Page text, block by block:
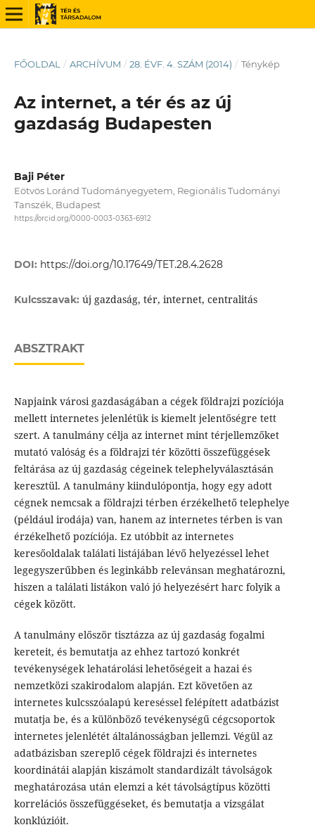
FŐOLDAL / ARCHÍVUM / 28. ÉVF. 4. SZÁM (2014) / Ténykép
Az internet, a tér és az új
gazdaság Budapesten
Baji Péter
Eötvös Loránd Tudományegyetem, Regionális Tudományi
Tanszék, Budapest
https://orcid.org/0000-0003-0363-6912
DOI: https://doi.org/10.17649/TET.28.4.2628
Kulcsszavak: új gazdaság, tér, internet, centralitás
ABSZTRAKT
Napjaink városi gazdaságában a cégek földrajzi pozíciója
mellett internetes jelenlétük is kiemelt jelentőségre tett
szert. A tanulmány célja az internet mint térjellemzőket
mutató valóság és a földrajzi tér közötti összefüggések
feltárása az új gazdaság cégeinek telephelyválasztásán
keresztül. A tanulmány kiindulópontja, hogy egy adott
cégnek nemcsak a földrajzi térben érzékelhető telephelye
(például irodája) van, hanem az internetes térben is van
érzékelhető pozíciója. Ez utóbbit az internetes
keresőoldalak találati listájában lévő helyezéssel lehet
legegyszerűbben és leginkább relevánsan meghatározni,
hiszen a találati listákon való jó helyezésért harc folyik a
cégek között.
A tanulmány először tisztázza az új gazdaság fogalmi
kereteit, és bemutatja az ehhez tartozó konkrét
tevékenységek lehatárolási lehetőségeit a hazai és
nemzetközi szakirodalom alapján. Ezt követően az
internetes kulcsszóalapú kereséssel felépített adatbázist
mutatja be, és a különböző tevékenységű cégcsoportok
internetes jelenlétét általánosságban jellemzi. Végül az
adatbázisban szereplő cégek földrajzi és internetes
koordinátái alapján kiszámolt standardizált távolságok
meghatározása után elemzi a két távolságtípus közötti
korrelációs összefüggéseket, és bemutatja a vizsgálat
konklúzióit.